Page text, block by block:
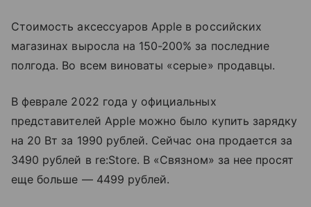
Стоимость аксессуаров Apple в российских
магазинах выросла на 150-200% за последние
полгода. Во всем виноваты «серые» продавцы.
В феврале 2022 года у официальных
представителей Apple можно было купить зарядку
на 20 Вт за 1990 рублей. Сейчас она продается за
3490 рублей в re:Store. В «Связном» за нее просят
еще больше — 4499 рублей.